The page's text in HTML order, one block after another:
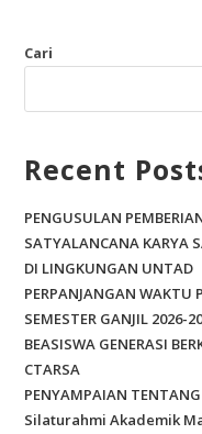
b
o
k
er l
Cari
Recent
PENGUSULAN
SATYALANCANA KARYA
DI LINGKUNGAN UNTAD
PERPANJANGAN WAKTU
SEMESTER GANJIL 2026-
BEASISWA GENERASI
CTARSA
PENYAMPAIAN
Silaturahmi Akademik